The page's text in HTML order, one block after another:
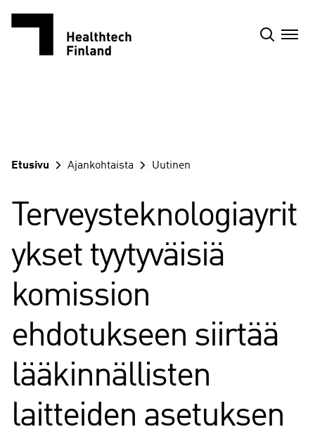
Etusivu Ajankohtaista Uutinen
Terveysteknologiayrit
ykset tyytyväisiä
komission
ehdotukseen siirtää
lääkinnällisten
laitteiden asetuksen